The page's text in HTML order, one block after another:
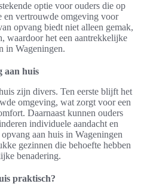
optie voor ouders die op
en vertrouwde omgeving voor
opvang biedt niet alleen gemak,
waardoor het een aantrekkelijke
in Wageningen.
aan huis
zijn divers. Ten eerste blijft het
omgeving, wat zorgt voor een
Daarnaast kunnen ouders
individuele aandacht en
aan huis in Wageningen
gezinnen die behoefte hebben
benadering.
praktisch?